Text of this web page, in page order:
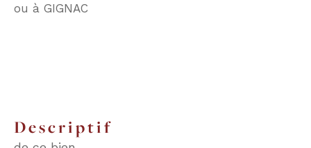
ou à GIGNAC
descriptif